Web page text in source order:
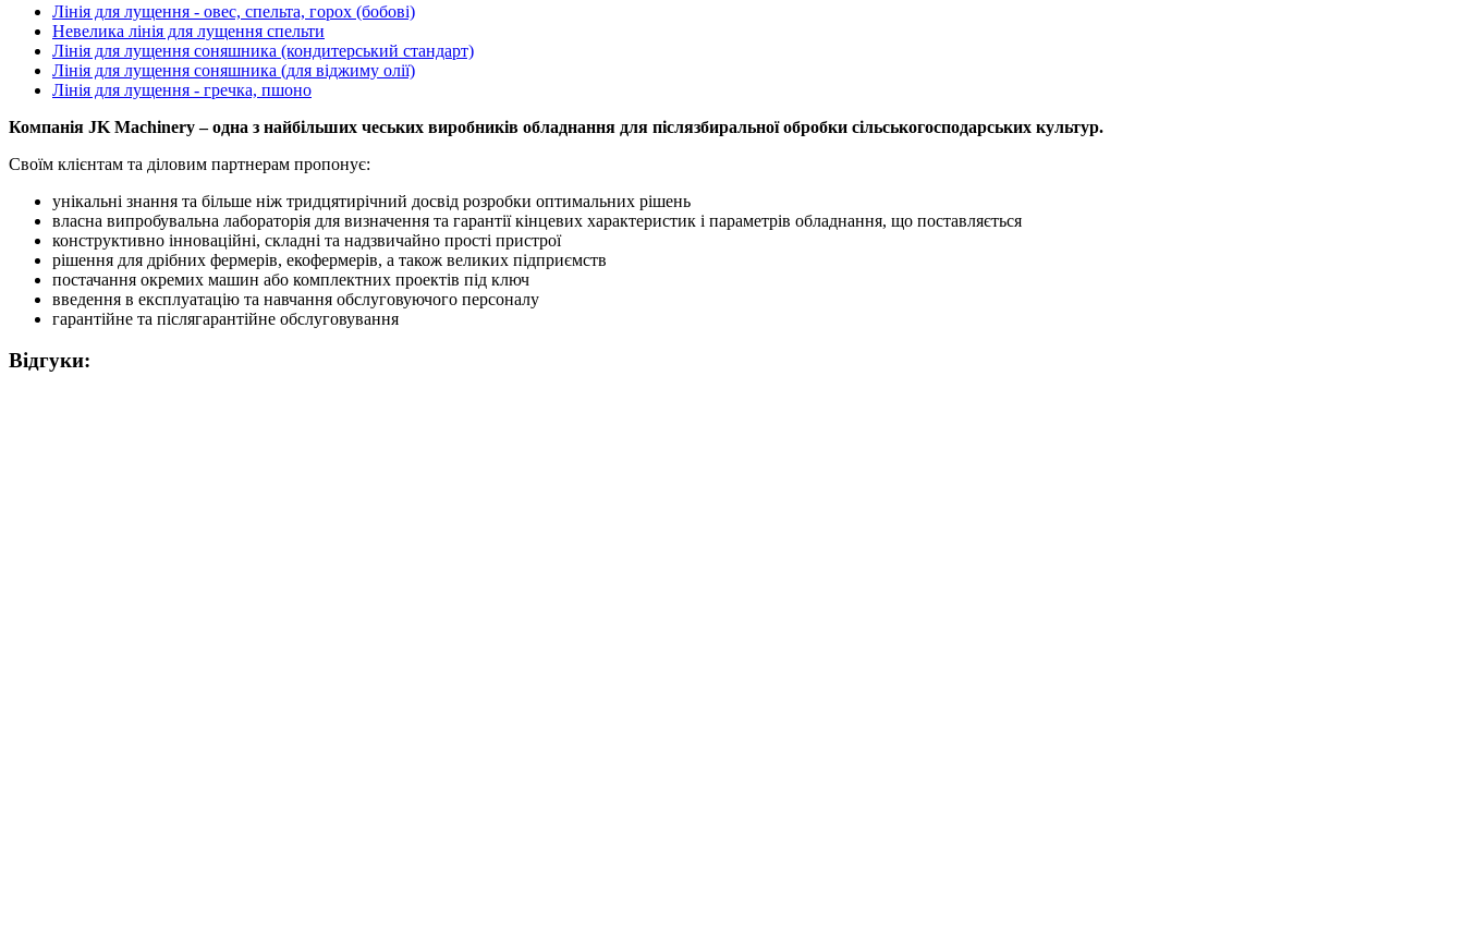
Лінія для лущення - овес, спельта, горох (бобові)
Невелика лінія для лущення спельти
Лінія для лущення соняшника (кондитерський стандарт)
Лінія для лущення соняшника (для віджиму олії)
Лінія для лущення - гречка, пшоно
Компанія JK Machinery – одна з найбільших чеських виробників обладнання для післязбиральної обробки сільськогосподарських культур.
Своїм клієнтам та діловим партнерам пропонує:
унікальні знання та більше ніж тридцятирічний досвід розробки оптимальних рішень
власна випробувальна лабораторія для визначення та гарантії кінцевих характеристик і параметрів обладнання, що поставляється
конструктивно інноваційні, складні та надзвичайно прості пристрої
рішення для дрібних фермерів, екофермерів, а також великих підприємств
постачання окремих машин або комплектних проектів під ключ
введення в експлуатацію та навчання обслуговуючого персоналу
гарантійне та післягарантійне обслуговування
Відгуки: